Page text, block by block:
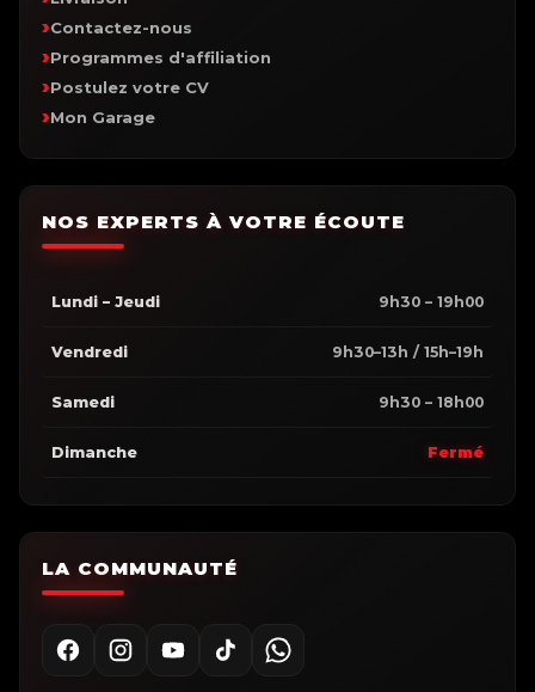
Contactez-nous
Programmes d'affiliation
Postulez votre CV
Mon Garage
NOS EXPERTS À VOTRE ÉCOUTE
Lundi – Jeudi 9h30 – 19h00
Vendredi 9h30–13h / 15h–19h
Samedi 9h30 – 18h00
Dimanche Fermé
LA COMMUNAUTÉ